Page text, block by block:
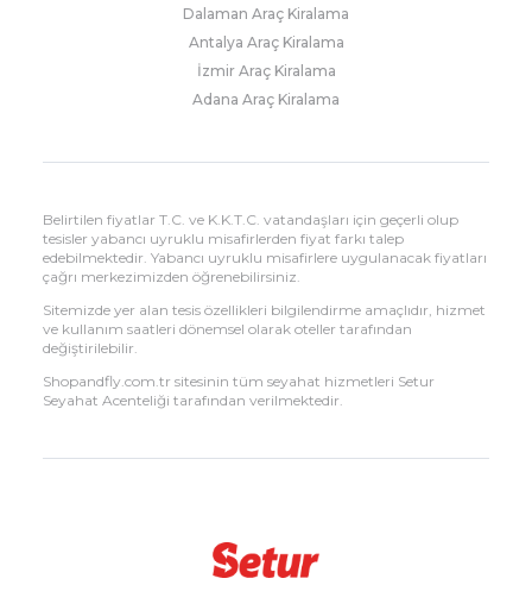
Dalaman Araç Kiralama
Antalya Araç Kiralama
İzmir Araç Kiralama
Adana Araç Kiralama
Belirtilen fiyatlar T.C. ve K.K.T.C. vatandaşları için geçerli olup
tesisler yabancı uyruklu misafirlerden fiyat farkı talep
edebilmektedir. Yabancı uyruklu misafirlere uygulanacak fiyatları
çağrı merkezimizden öğrenebilirsiniz.
Sitemizde yer alan tesis özellikleri bilgilendirme amaçlıdır, hizmet
ve kullanım saatleri dönemsel olarak oteller tarafından
değiştirilebilir.
Shopandfly.com.tr sitesinin tüm seyahat hizmetleri Setur
Seyahat Acenteliği tarafından verilmektedir.